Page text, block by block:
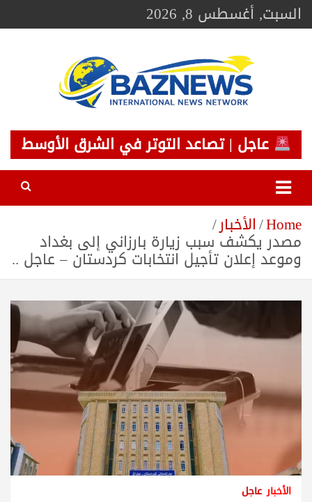
Skip
toالسبت, أغسطس 8, 2026
BAZNEWS
شبكة باز الإخبارية
عاجل | تصاعد التوتر في الشرق الأوسط
Home الأخبار
مصدر يكشف سبب زيارة بارزاني إلى بغداد
وموعد إعلان تأجيل انتخابات كردستان – عاجل ..
الأخبار عاجل